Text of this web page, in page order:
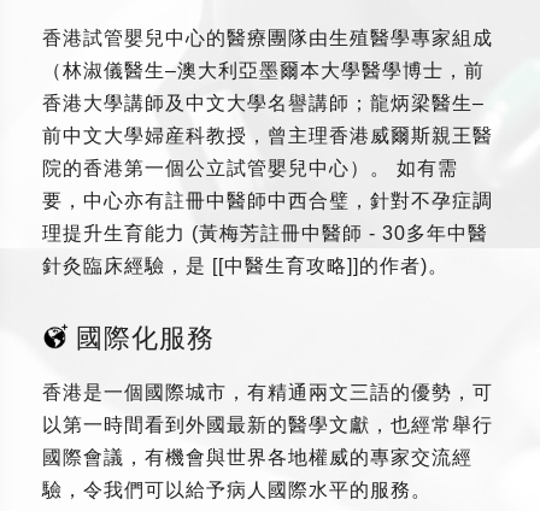
香港試管嬰兒中心的醫療團隊由生殖醫學專家組成
（林淑儀醫生–澳大利亞墨爾本大學醫學博士，前
香港大學講師及中文大學名譽講師；龍炳梁醫生–
前中文大學婦産科教授，曾主理香港威爾斯親王醫
院的香港第一個公立試管嬰兒中心）。 如有需
要，中心亦有註冊中醫師中西合璧，針對不孕症調
理提升生育能力 (黃梅芳註冊中醫師 - 30多年中醫
針灸臨床經驗，是 [[中醫生育攻略]]的作者)。
國際化服務
香港是一個國際城市，有精通兩文三語的優勢，可
以第一時間看到外國最新的醫學文獻，也經常舉行
國際會議，有機會與世界各地權威的專家交流經
驗，令我們可以給予病人國際水平的服務。